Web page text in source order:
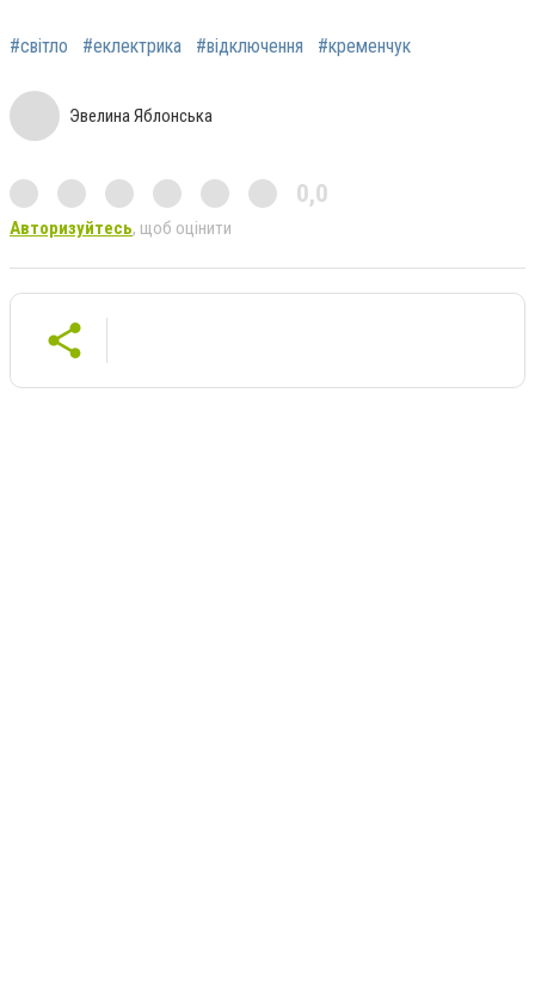
#світло #еклектрика #відключення #кременчук
Эвелина Яблонська
0,0
Авторизуйтесь, щоб оцінити